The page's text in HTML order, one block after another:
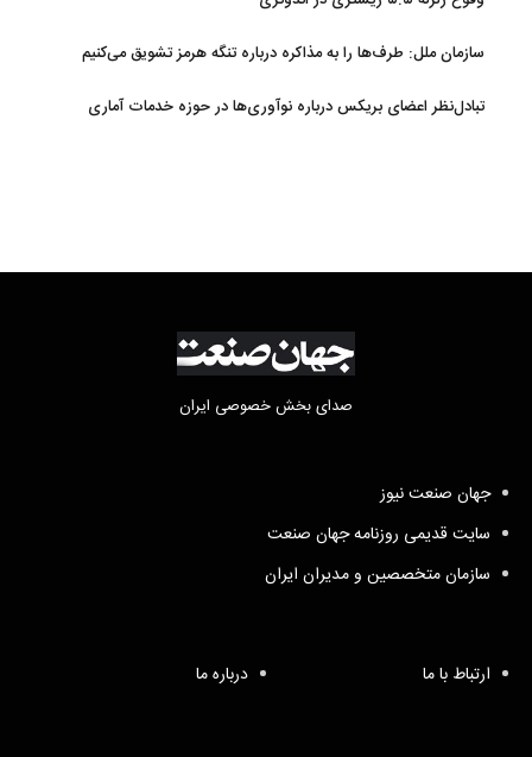
سازمان ملل: طرف‌ها را به مذاکره درباره تنگه هرمز تشویق می‌کنیم
تبادل‌نظر اعضای بریکس درباره نوآوری‌ها در حوزه خدمات آماری
صدای بخش خصوصی ایران
جهان صنعت نیوز
سایت قدیمی روزنامه جهان صنعت
سازمان متخصصین و مدیران ایران
ارتباط با ما درباره ما